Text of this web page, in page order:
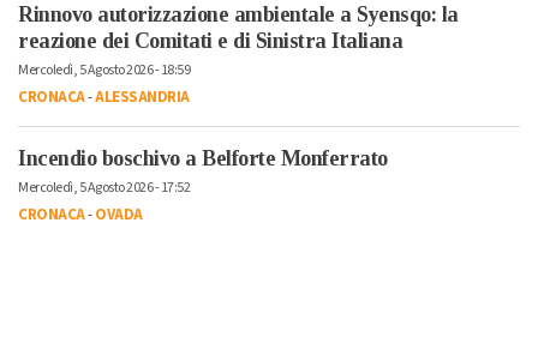
Rinnovo autorizzazione ambientale a Syensqo: la
reazione dei Comitati e di Sinistra Italiana
Mercoledì, 5 Agosto 2026 - 18:59
CRONACA-ALESSANDRIA
Incendio boschivo a Belforte Monferrato
Mercoledì, 5 Agosto 2026 - 17:52
CRONACA-OVADA